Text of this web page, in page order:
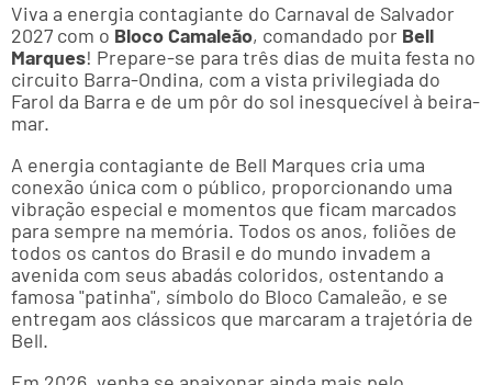
Viva a energia contagiante do Carnaval de Salvador
2027 com o Bloco Camaleão, comandado por Bell
Marques! Prepare-se para três dias de muita festa no
circuito Barra-Ondina, com a vista privilegiada do
Farol da Barra e de um pôr do sol inesquecível à beira-
mar.
A energia contagiante de Bell Marques cria uma
conexão única com o público, proporcionando uma
vibração especial e momentos que ficam marcados
para sempre na memória. Todos os anos, foliões de
todos os cantos do Brasil e do mundo invadem a
avenida com seus abadás coloridos, ostentando a
famosa "patinha", símbolo do Bloco Camaleão, e se
entregam aos clássicos que marcaram a trajetória de
Bell.